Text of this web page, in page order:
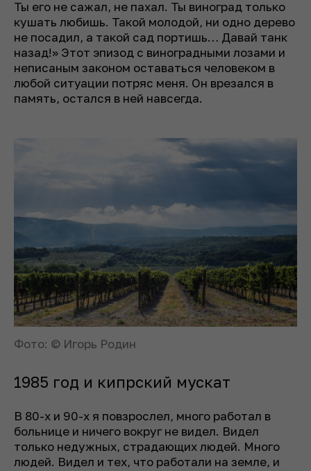
Ты его не сажал, не пахал. Ты виноград только
кушать любишь. Такой молодой, ни одно дерево
не посадил, а такой сад портишь… Давай танк
назад!» Этот эпизод с виноградными лозами и
неписаным законом оставаться человеком в
любой ситуации потряс меня. Он врезался в
память, остался в ней навсегда.
Фото: © Игорь Родин
1985 год и кипрский мускат
В 80-х и 90-х я повзрослел, много работал в
больнице и ничего вокруг не видел. Видел
только недужных, страдающих людей. Много
людей. Видел и тех, что работали на земле, и